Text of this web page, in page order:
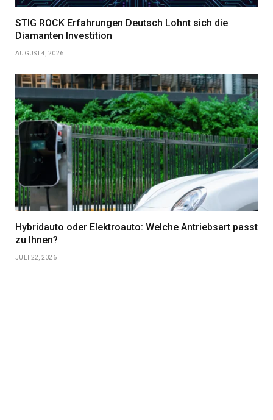
STIG ROCK Erfahrungen Deutsch Lohnt sich die
Diamanten Investition
AUGUST 4, 2026
Hybridauto oder Elektroauto: Welche Antriebsart passt
zu Ihnen?
JULI 22, 2026